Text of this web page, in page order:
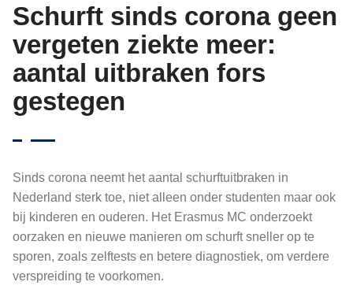
Schurft sinds corona geen
vergeten ziekte meer:
aantal uitbraken fors
gestegen
Sinds corona neemt het aantal schurftuitbraken in
Nederland sterk toe, niet alleen onder studenten maar ook
bij kinderen en ouderen. Het Erasmus MC onderzoekt
oorzaken en nieuwe manieren om schurft sneller op te
sporen, zoals zelftests en betere diagnostiek, om verdere
verspreiding te voorkomen.